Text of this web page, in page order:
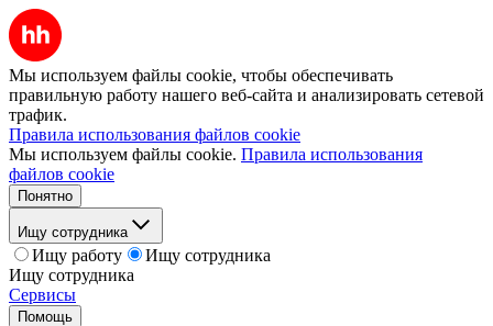
Мы используем файлы cookie, чтобы обеспечивать
правильную работу нашего веб-сайта и анализировать сетевой
трафик.
Правила использования файлов cookie
Мы используем файлы cookie. Правила использования
файлов cookie
Понятно
Ищу сотрудника
Ищу работу
Ищу сотрудника
Ищу сотрудника
Сервисы
Помощь